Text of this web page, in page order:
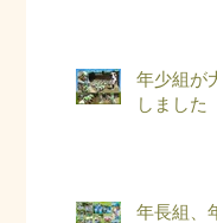
年少組が
しました
年長組、